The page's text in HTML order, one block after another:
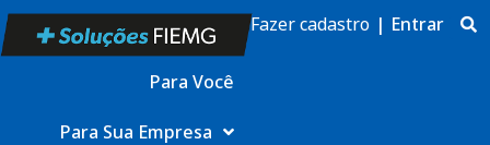
Para Você
Para Sua Empresa
Fazer cadastro | Entrar